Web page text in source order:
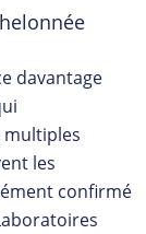
davantage
les
confirmé